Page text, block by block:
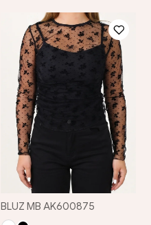
BLUZ MB AK600875